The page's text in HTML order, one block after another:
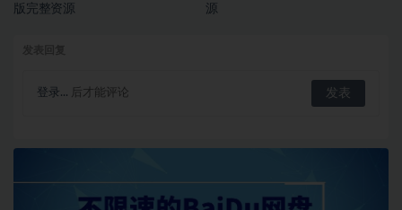
版完整资源
源
登录... 后才能评论